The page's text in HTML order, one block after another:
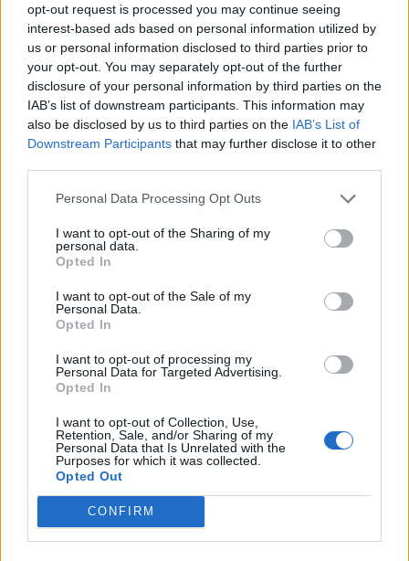
opt-out request is processed you may continue seeing
interest-based ads based on personal information utilized by
us or personal information disclosed to third parties prior to
your opt-out. You may separately opt-out of the further
disclosure of your personal information by third parties on the
IAB’s list of downstream participants. This information may
also be disclosed by us to third parties on the IAB’s List of
Downstream Participants that may further disclose it to other
Personal Data Processing Opt Outs
I want to opt-out of the Sharing of my
personal data.
Opted In
I want to opt-out of the Sale of my
Personal Data.
Opted In
I want to opt-out of processing my
Personal Data for Targeted Advertising.
Opted In
I want to opt-out of Collection, Use,
Retention, Sale, and/or Sharing of my
Personal Data that Is Unrelated with the
Purposes for which it was collected.
Opted Out
CONFIRM
Pana Kleksa?
Dlaczego Adaś Niezgódka jest Twoim
ulubionym bohaterem akademii pana
Kleksa? Rozprawka
Kategorie
opracowania
Wizyta w bajce O śpiącej królewnie i siedmiu
braciach – streszczenie
Dyskobol – interpretacja
Dodaj komentarz
Komentarz